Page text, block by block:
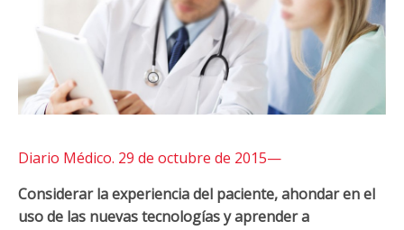
Diario Médico. 29 de octubre de 2015—
Considerar la experiencia del paciente, ahondar en el
uso de las nuevas tecnologías y aprender a